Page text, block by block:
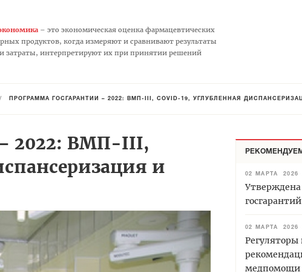
– это экономическая оценка фармацевтических
продуктов, когда измеряют и сравнивают результаты
затраты, интерпретируют их при принятии решений
/ ПРОГРАММА ГОСГАРАНТИЙ – 2022: ВМП-III, COVID-19, УГЛУБЛЕННАЯ
– 2022: ВМП-III,
и
02 МАРТА 2026
02 МАРТА 2026
медпомощи